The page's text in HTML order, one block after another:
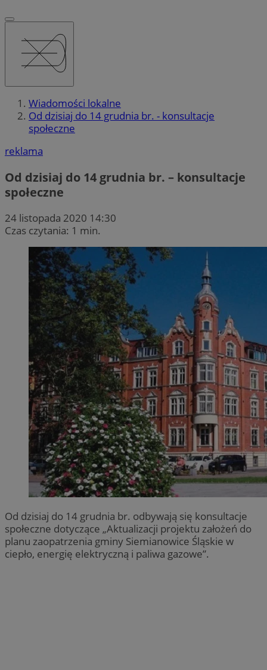
Wiadomości lokalne
Od dzisiaj do 14 grudnia br. - konsultacje
społeczne
reklama
Od dzisiaj do 14 grudnia br. – konsultacje
społeczne
24 listopada 2020 14:30
Czas czytania: 1 min.
Od dzisiaj do 14 grudnia br. odbywają się konsultacje
społeczne dotyczące „Aktualizacji projektu założeń do
planu zaopatrzenia gminy Siemianowice Śląskie w
ciepło, energię elektryczną i paliwa gazowe”.